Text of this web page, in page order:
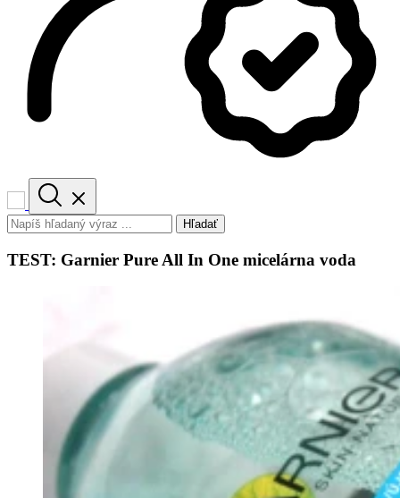
Hľadať
TEST: Garnier Pure All In One micelárna voda